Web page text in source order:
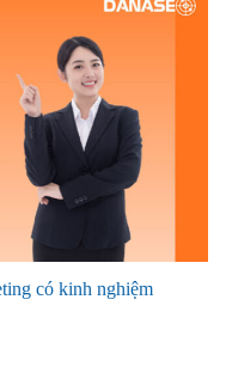
có kinh nghiệm